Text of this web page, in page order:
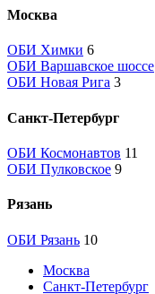
Москва
ОБИ Химки 6
ОБИ Варшавское шоссе
ОБИ Новая Рига 3
Санкт-Петербург
ОБИ Космонавтов 11
ОБИ Пулковское 9
Рязань
ОБИ Рязань 10
Москва
Санкт-Петербург